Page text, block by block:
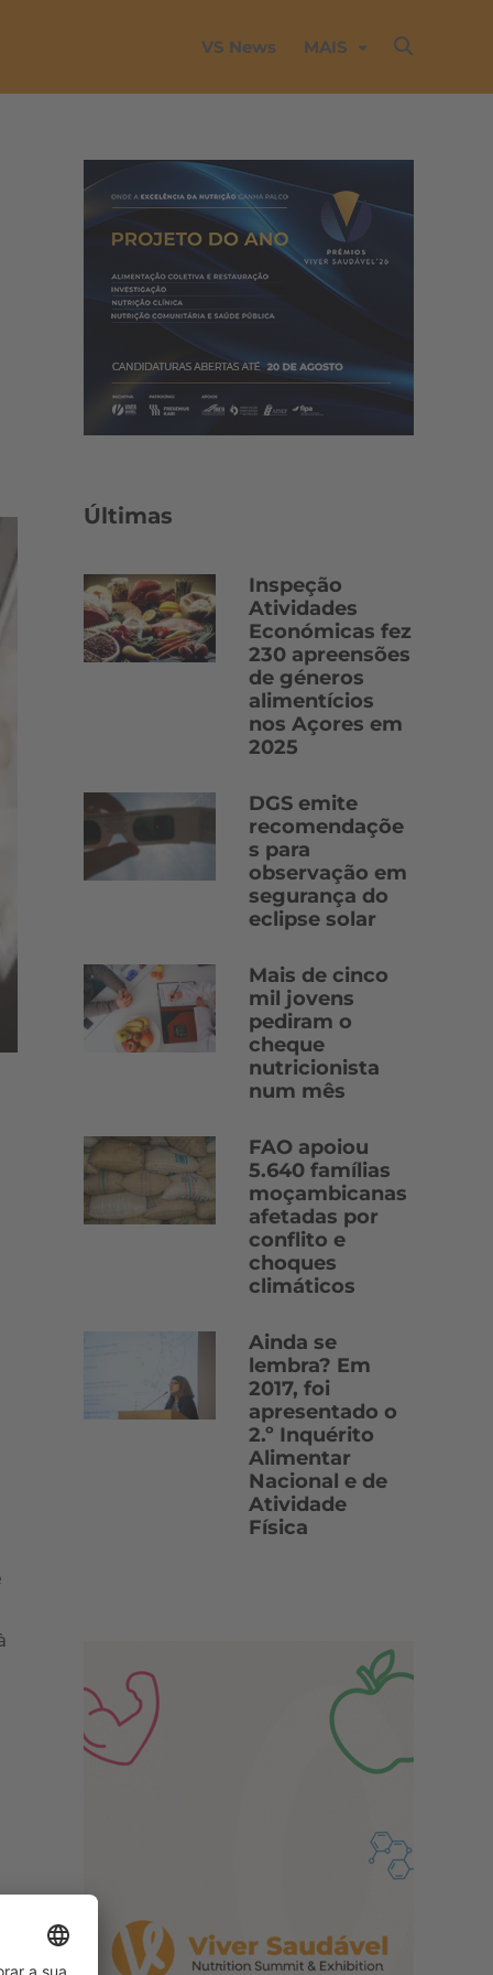
VS News MAIS
Últimas
Inspeção
Atividades
Económicas fez
230 apreensões
de géneros
alimentícios
nos Açores em
2025
DGS emite
recomendaçõe
s para
observação em
segurança do
eclipse solar
Mais de cinco
mil jovens
pediram o
cheque
nutricionista
num mês
FAO apoiou
5.640 famílias
moçambicanas
afetadas por
conflito e
choques
climáticos
Ainda se
lembra? Em
2017, foi
apresentado o
2.º Inquérito
Alimentar
Nacional e de
Atividade
Física